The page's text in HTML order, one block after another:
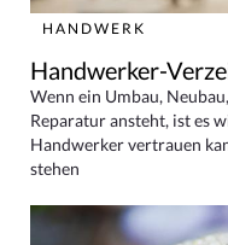
HANDWERK
Handwerker-
Wenn ein Umbau,
Reparatur ansteht, ist es
Handwerker vertrauen
stehen